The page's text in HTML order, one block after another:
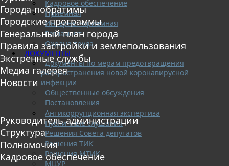
Кадровое обеспечение
Приемная
Интернет-приемная
Регламент
Охрана труда
ДОКУМЕНТЫ
Документы по мерам предотвращения
распространения новой коронавирусной
инфекции
Общественные обсуждения
Постановления
Антикоррупционная экспертиза
Публичные слушания
Решения Совета депутатов
Решения ТИК
Решения МТИК
МЦУР
Города-побратимы
Городские программы
Генеральный план города
Правила застройки и землепользования
Экстренные службы
Медиа галерея
Новости
Руководитель администрации
Структура
Полномочия
Кадровое обеспечение